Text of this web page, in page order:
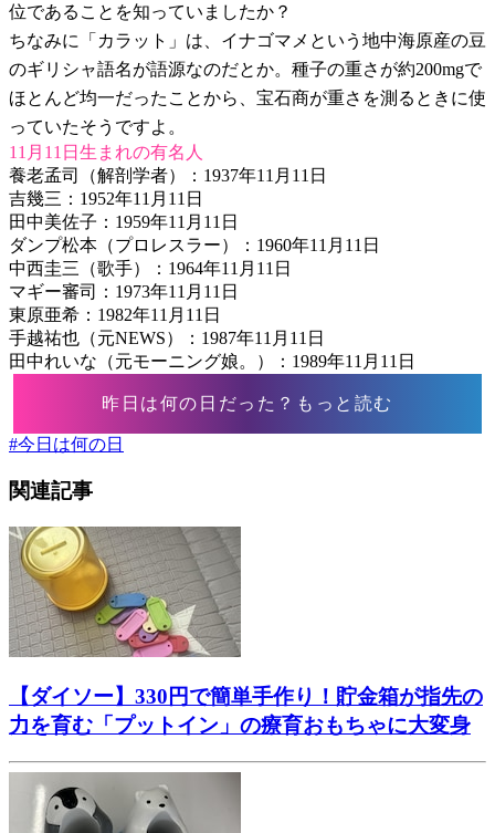
位であることを知っていましたか？
ちなみに「カラット」は、イナゴマメという地中海原産の豆
のギリシャ語名が語源なのだとか。種子の重さが約200mgで
ほとんど均一だったことから、宝石商が重さを測るときに使
っていたそうですよ。
11月11日生まれの有名人
養老孟司（解剖学者）：1937年11月11日
吉幾三：1952年11月11日
田中美佐子：1959年11月11日
ダンプ松本（プロレスラー）：1960年11月11日
中西圭三（歌手）：1964年11月11日
マギー審司：1973年11月11日
東原亜希：1982年11月11日
手越祐也（元NEWS）：1987年11月11日
田中れいな（元モーニング娘。）：1989年11月11日
昨日は何の日だった？もっと読む
#今日は何の日
関連記事
【ダイソー】330円で簡単手作り！貯金箱が指先の
力を育む「プットイン」の療育おもちゃに大変身